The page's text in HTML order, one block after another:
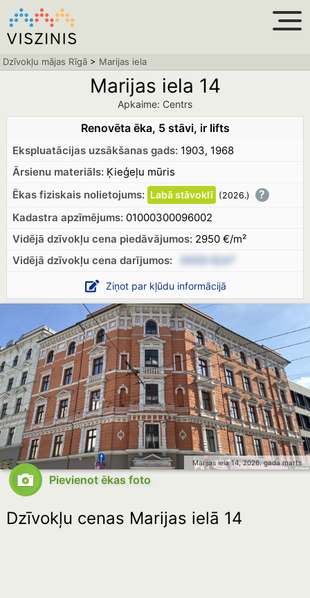
Dzīvokļu mājas Rīgā > Marijas iela
Marijas iela 14
Apkaime: Centrs
Renovēta ēka, 5 stāvi, ir lifts
Ekspluatācijas uzsākšanas gads:1903, 1968
Ārsienu materiāls:Ķieģeļu mūris
Ēkas fiziskais nolietojums: Labāstāvoklī (2026.) ?
Kadastra apzīmējums:01000300096002
Vidējā dzīvokļu cena piedāvājumos:2950 €/m²
Vidējā dzīvokļu cena darījumos: XXXX €/m²
Ziņot par kļūdu informācijā
Marijas iela 14, 2026. gada marts
Pievienot ēkas foto
Dzīvokļu cenas Marijas ielā 14